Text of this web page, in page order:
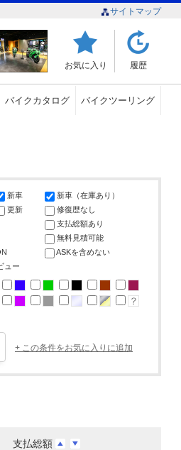
サイトマップ
お気に入り 履歴
バイクカタログ バイクツーリング
新車
新車（在庫あり）
更新
修復歴なし
支払総額あり
無料見積可能
ASKを含めない
ュー
+ この条件をお気に入りに追加
支払総額